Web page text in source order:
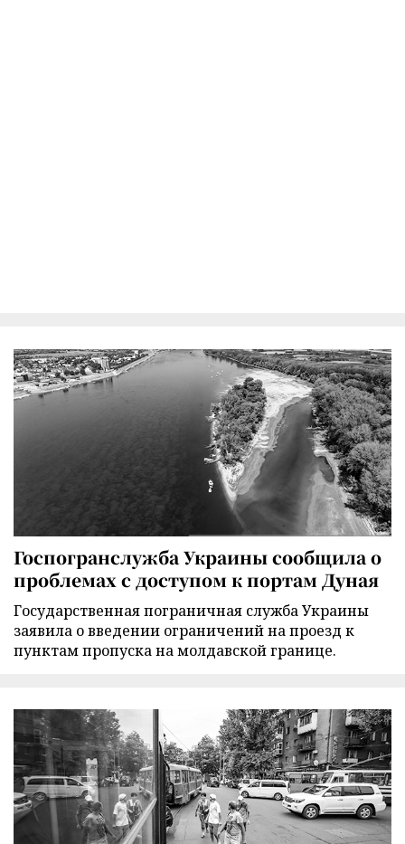
Госпогранслужба Украины сообщила о
проблемах с доступом к портам Дуная
Государственная пограничная служба Украины
заявила о введении ограничений на проезд к
пунктам пропуска на молдавской границе.